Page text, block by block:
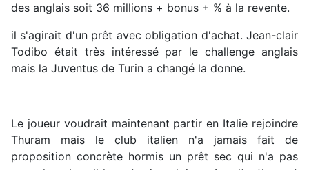
des anglais soit 36 millions + bonus + % à la revente.
il s'agirait d'un prêt avec obligation d'achat. Jean-clair
Todibo était très intéressé par le challenge anglais
mais la Juventus de Turin a changé la donne.
Le joueur voudrait maintenant partir en Italie rejoindre
Thuram mais le club italien n'a jamais fait de
proposition concrète hormis un prêt sec qui n'a pas